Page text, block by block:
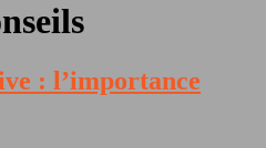
: l’importance